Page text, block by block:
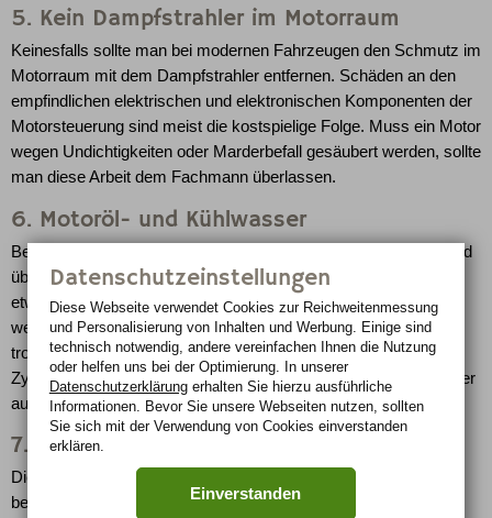
5. Kein Dampfstrahler im Motorraum
Keinesfalls sollte man bei modernen Fahrzeugen den Schmutz im
Motorraum mit dem Dampfstrahler entfernen. Schäden an den
empfindlichen elektrischen und elektronischen Komponenten der
Motorsteuerung sind meist die kostspielige Folge. Muss ein Motor
wegen Undichtigkeiten oder Marderbefall gesäubert werden, sollte
man diese Arbeit dem Fachmann überlassen.
6. Motoröl- und Kühlwasser
Beim Blick in den Motorraum den Motoröl- und Kühlwasserstand
überprüfen und gegebenenfalls ergänzen. Durch Marderbisse,
etwa an den Kühlmittelschläuchen, kann die Kühlanlage undicht
werden. Sind die Schläuche dicht und der Kühlmittelstand fällt
trotzdem, können die Wasserpumpe oder die
Zylinderkopfdichtung die Ursache sein. Dem sollte der Autofahrer
auf den Grund gehen.
7. Scheibenwaschanlage
Die Vorratsbehälter der Scheiben-/Scheinwerferwaschanlage
befüllen und Schläuche und Leitungen auf undichte Stellen
Datenschutzeinstellungen
Diese Webseite verwendet Cookies zur Reichweiten­messung
und Personalisierung von Inhalten und Werbung. Einige sind
technisch notwendig, andere vereinfachen Ihnen die Nutzung
oder helfen uns bei der Optimierung. In unserer
Datenschutzerklärungerhalten Sie hierzu ausführliche
Informationen. Bevor Sie unsere Webseiten nutzen, sollten
Sie sich mit der Verwendung von Cookies einverstanden
erklären.
Einverstanden